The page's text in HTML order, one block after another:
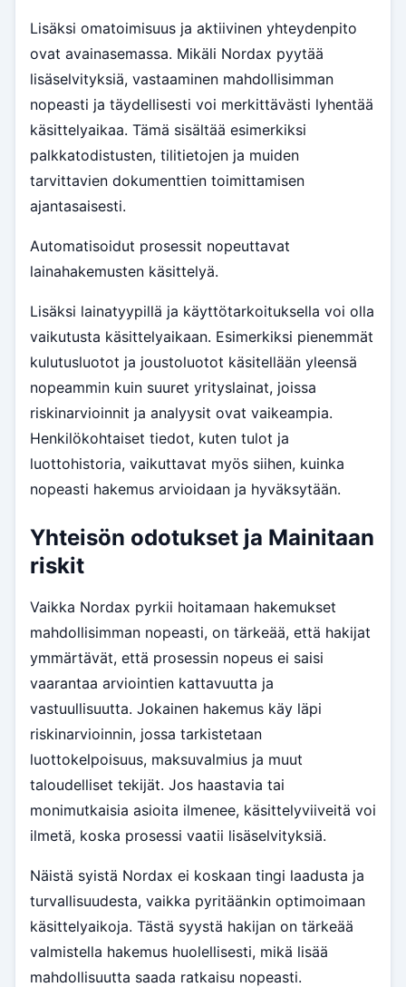
Lisäksi omatoimisuus ja aktiivinen yhteydenpito
ovat avainasemassa. Mikäli Nordax pyytää
lisäselvityksiä, vastaaminen mahdollisimman
nopeasti ja täydellisesti voi merkittävästi lyhentää
käsittelyaikaa. Tämä sisältää esimerkiksi
palkkatodistusten, tilitietojen ja muiden
tarvittavien dokumenttien toimittamisen
ajantasaisesti.
Automatisoidut prosessit nopeuttavat
lainahakemusten käsittelyä.
Lisäksi lainatyypillä ja käyttötarkoituksella voi olla
vaikutusta käsittelyaikaan. Esimerkiksi pienemmät
kulutusluotot ja joustoluotot käsitellään yleensä
nopeammin kuin suuret yrityslainat, joissa
riskinarvioinnit ja analyysit ovat vaikeampia.
Henkilökohtaiset tiedot, kuten tulot ja
luottohistoria, vaikuttavat myös siihen, kuinka
nopeasti hakemus arvioidaan ja hyväksytään.
Yhteisön odotukset ja Mainitaan
riskit
Vaikka Nordax pyrkii hoitamaan hakemukset
mahdollisimman nopeasti, on tärkeää, että hakijat
ymmärtävät, että prosessin nopeus ei saisi
vaarantaa arviointien kattavuutta ja
vastuullisuutta. Jokainen hakemus käy läpi
riskinarvioinnin, jossa tarkistetaan
luottokelpoisuus, maksuvalmius ja muut
taloudelliset tekijät. Jos haastavia tai
monimutkaisia asioita ilmenee, käsittelyviiveitä voi
ilmetä, koska prosessi vaatii lisäselvityksiä.
Näistä syistä Nordax ei koskaan tingi laadusta ja
turvallisuudesta, vaikka pyritäänkin optimoimaan
käsittelyaikoja. Tästä syystä hakijan on tärkeää
valmistella hakemus huolellisesti, mikä lisää
mahdollisuutta saada ratkaisu nopeasti.